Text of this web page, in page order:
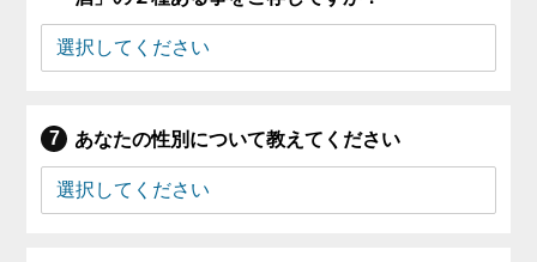
あなたの性別について教えてください